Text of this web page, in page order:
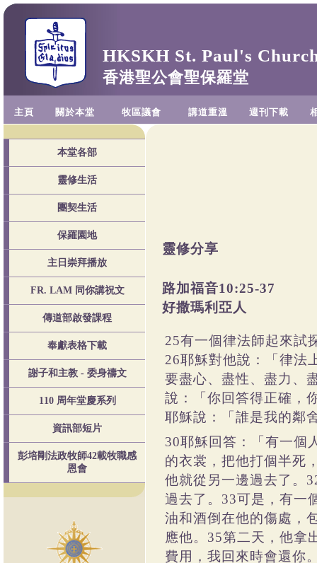
HKSKH St. Paul's
香港聖公會聖保羅堂
主頁 關於本堂 牧區議會 講道重溫 週刊下載
本堂各部
靈修生活
團契生活
保羅園地
主日崇拜播放
FR. LAM 同你講祝文
傳道部啟發課程
奉獻表格下載
謝子和主教 - 委身禱文
110 周年堂慶系列
資訊部短片
彭培剛法政牧師42載牧職感
恩會
靈修分享
路加福音10:25-37
好撒瑪利亞人
25有一個律法師起來試
26耶穌對他說：「律法
要盡心、盡性、盡力、
說：「你回答得正確，
耶穌說：「誰是我的鄰
30耶穌回答：「有一個
的衣裳，把他打個半死
他就從另一邊過去了。
過去了。 33可是，有一
油和酒倒在他的傷處，
應他。
35第二天，他拿
費用，我回來時會還你